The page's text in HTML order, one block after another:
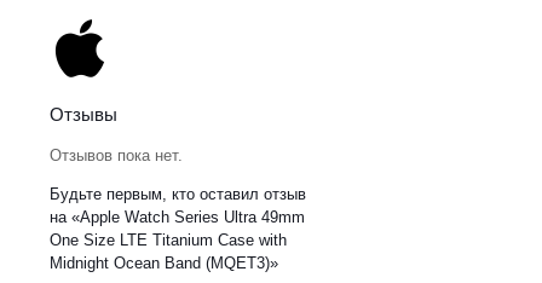
Отзывы
Отзывов пока нет.
Будьте первым, кто оставил отзыв
на «Apple Watch Series Ultra 49mm
One Size LTE Titanium Case with
Midnight Ocean Band (MQET3)»